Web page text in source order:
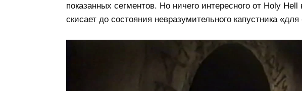
показанных сегментов. Но ничего интересного от Holy
скисает до состояния невразумительного капустника «для